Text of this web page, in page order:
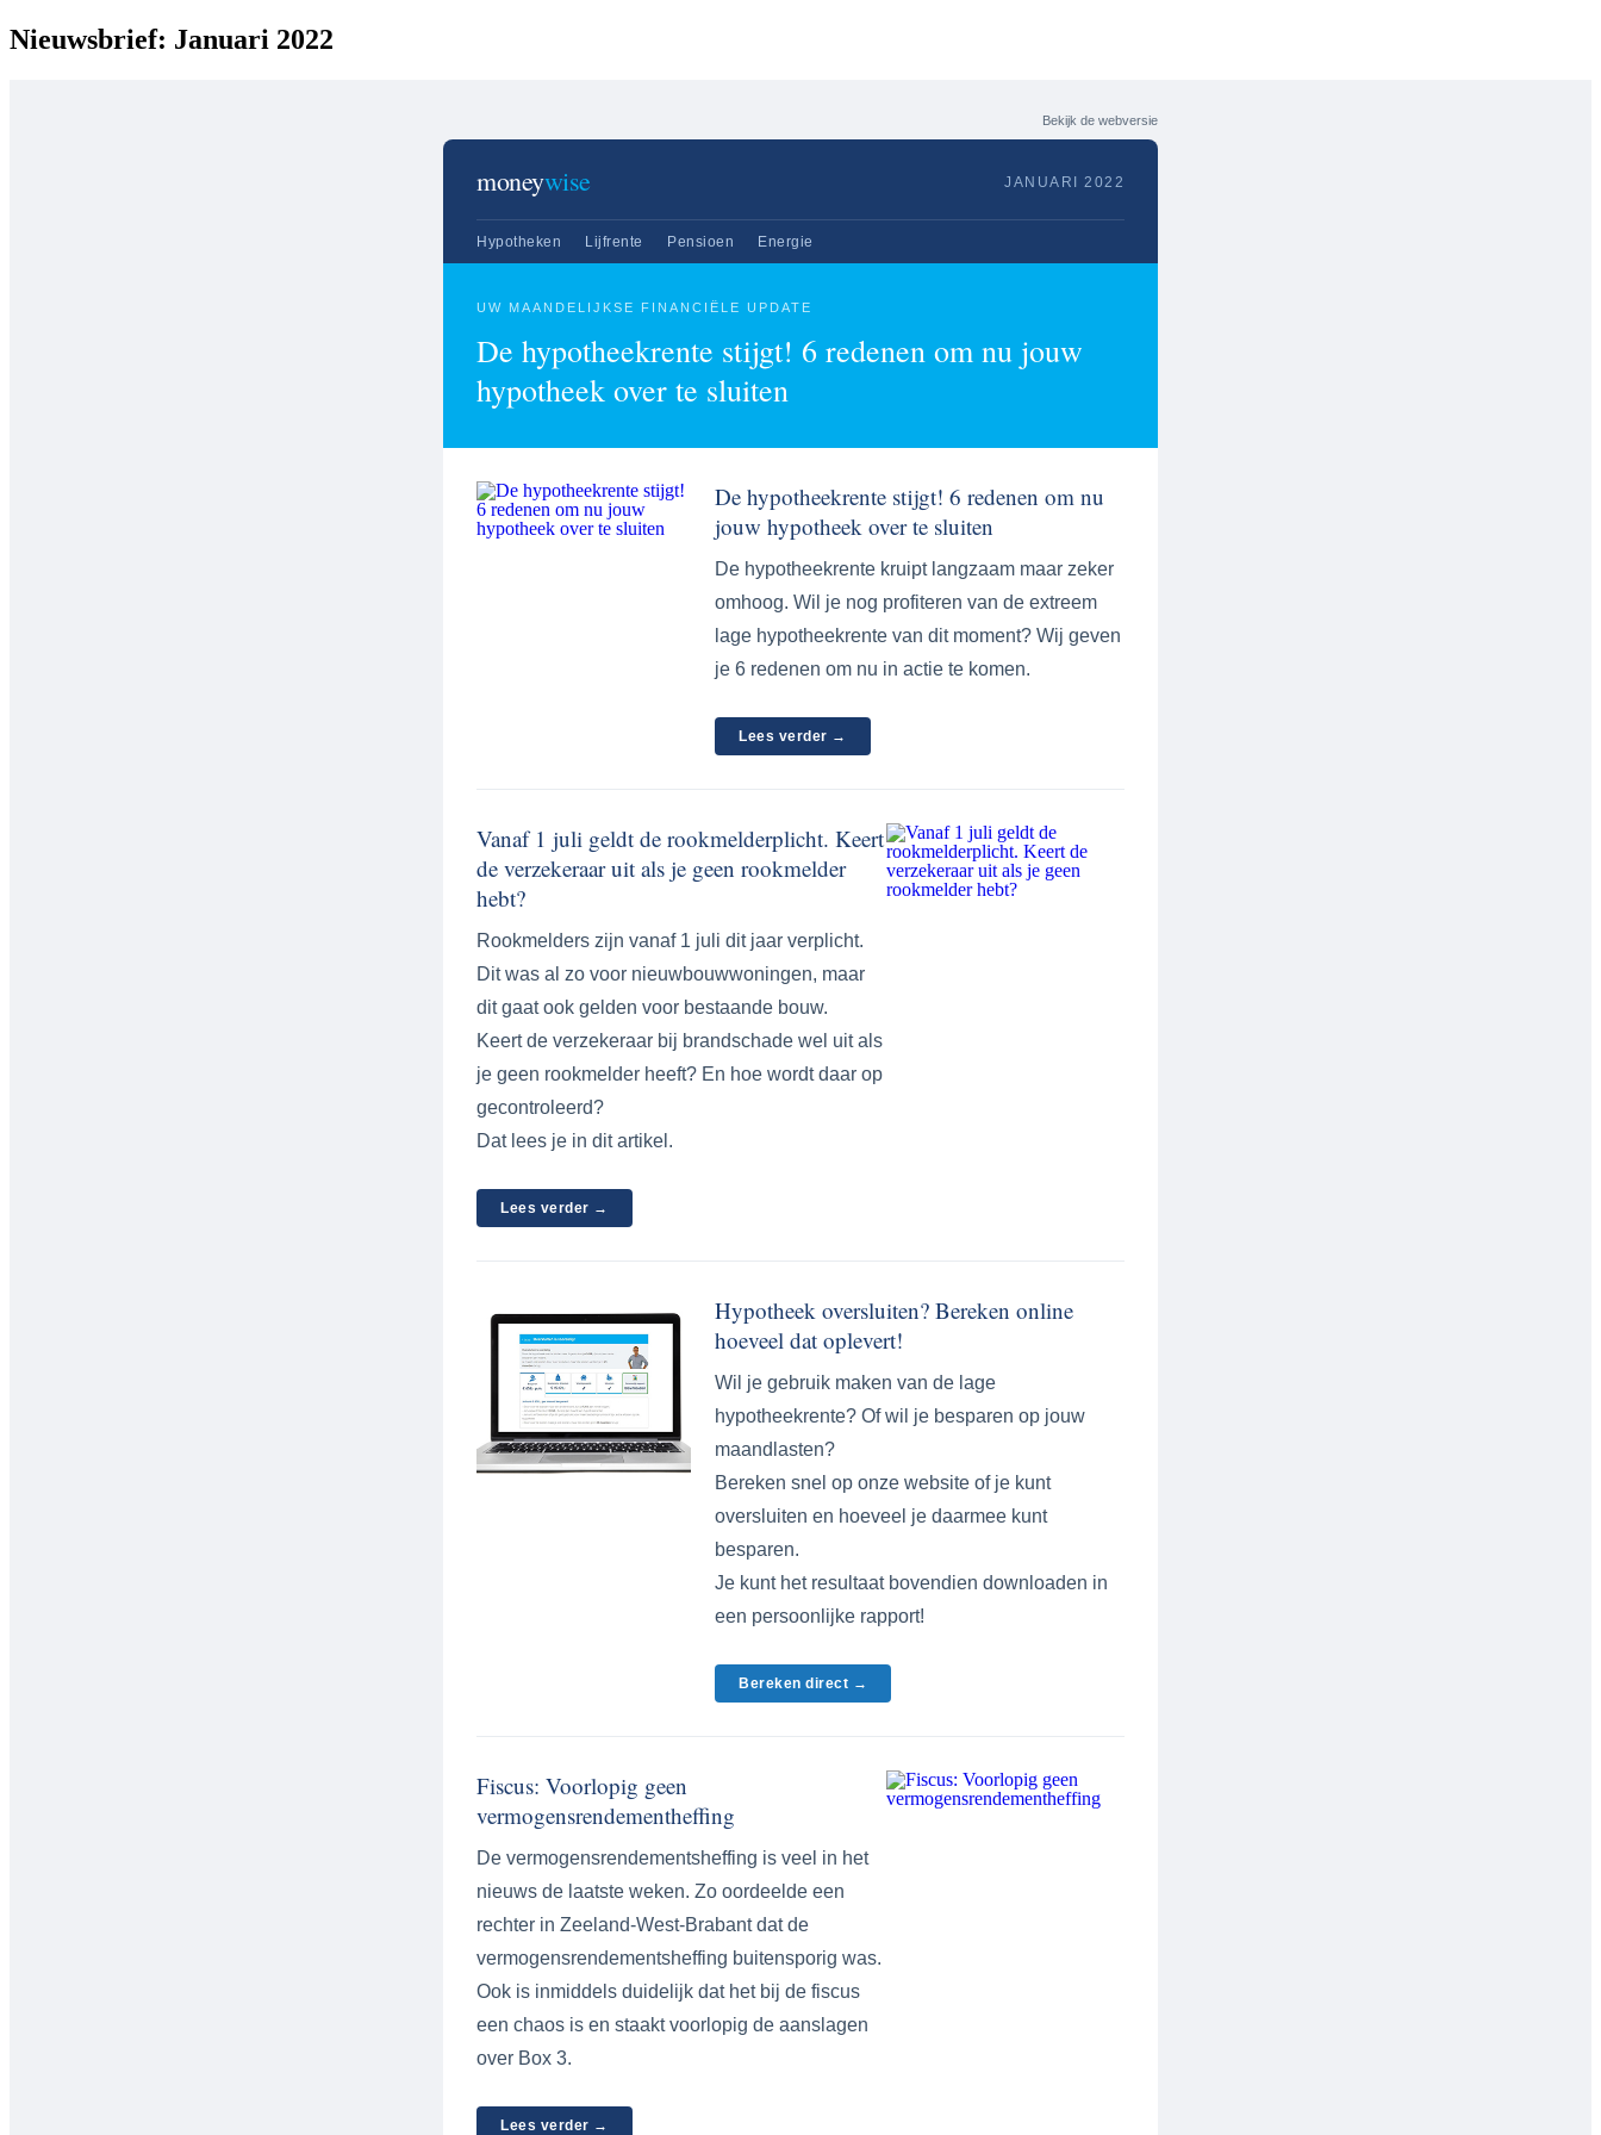
Nieuwsbrief: Januari 2022
Bekijk de webversie
moneywise JANUARI 2022
Hypotheken Lijfrente Pensioen Energie
UW MAANDELIJKSE FINANCIËLE UPDATE
De hypotheekrente stijgt! 6 redenen om nu jouw
hypotheek over te sluiten
De hypotheekrente stijgt! 6 redenen om nu
jouw hypotheek over te sluiten
De hypotheekrente kruipt langzaam maar zeker
omhoog. Wil je nog profiteren van de extreem
lage hypotheekrente van dit moment? Wij geven
je 6 redenen om nu in actie te komen.
Lees verder →
Vanaf 1 juli geldt de rookmelderplicht. Keert
de verzekeraar uit als je geen rookmelder
hebt?
Rookmelders zijn vanaf 1 juli dit jaar verplicht.
Dit was al zo voor nieuwbouwwoningen, maar
dit gaat ook gelden voor bestaande bouw.
Keert de verzekeraar bij brandschade wel uit als
je geen rookmelder heeft? En hoe wordt daar op
gecontroleerd?
Dat lees je in dit artikel.
Lees verder →
Hypotheek oversluiten? Bereken online
hoeveel dat oplevert!
Wil je gebruik maken van de lage
hypotheekrente? Of wil je besparen op jouw
maandlasten?
Bereken snel op onze website of je kunt
oversluiten en hoeveel je daarmee kunt
besparen.
Je kunt het resultaat bovendien downloaden in
een persoonlijke rapport!
Bereken direct →
Fiscus: Voorlopig geen
vermogensrendementheffing
De vermogensrendementsheffing is veel in het
nieuws de laatste weken. Zo oordeelde een
rechter in Zeeland-West-Brabant dat de
vermogensrendementsheffing buitensporig was.
Ook is inmiddels duidelijk dat het bij de fiscus
een chaos is en staakt voorlopig de aanslagen
over Box 3.
Lees verder →